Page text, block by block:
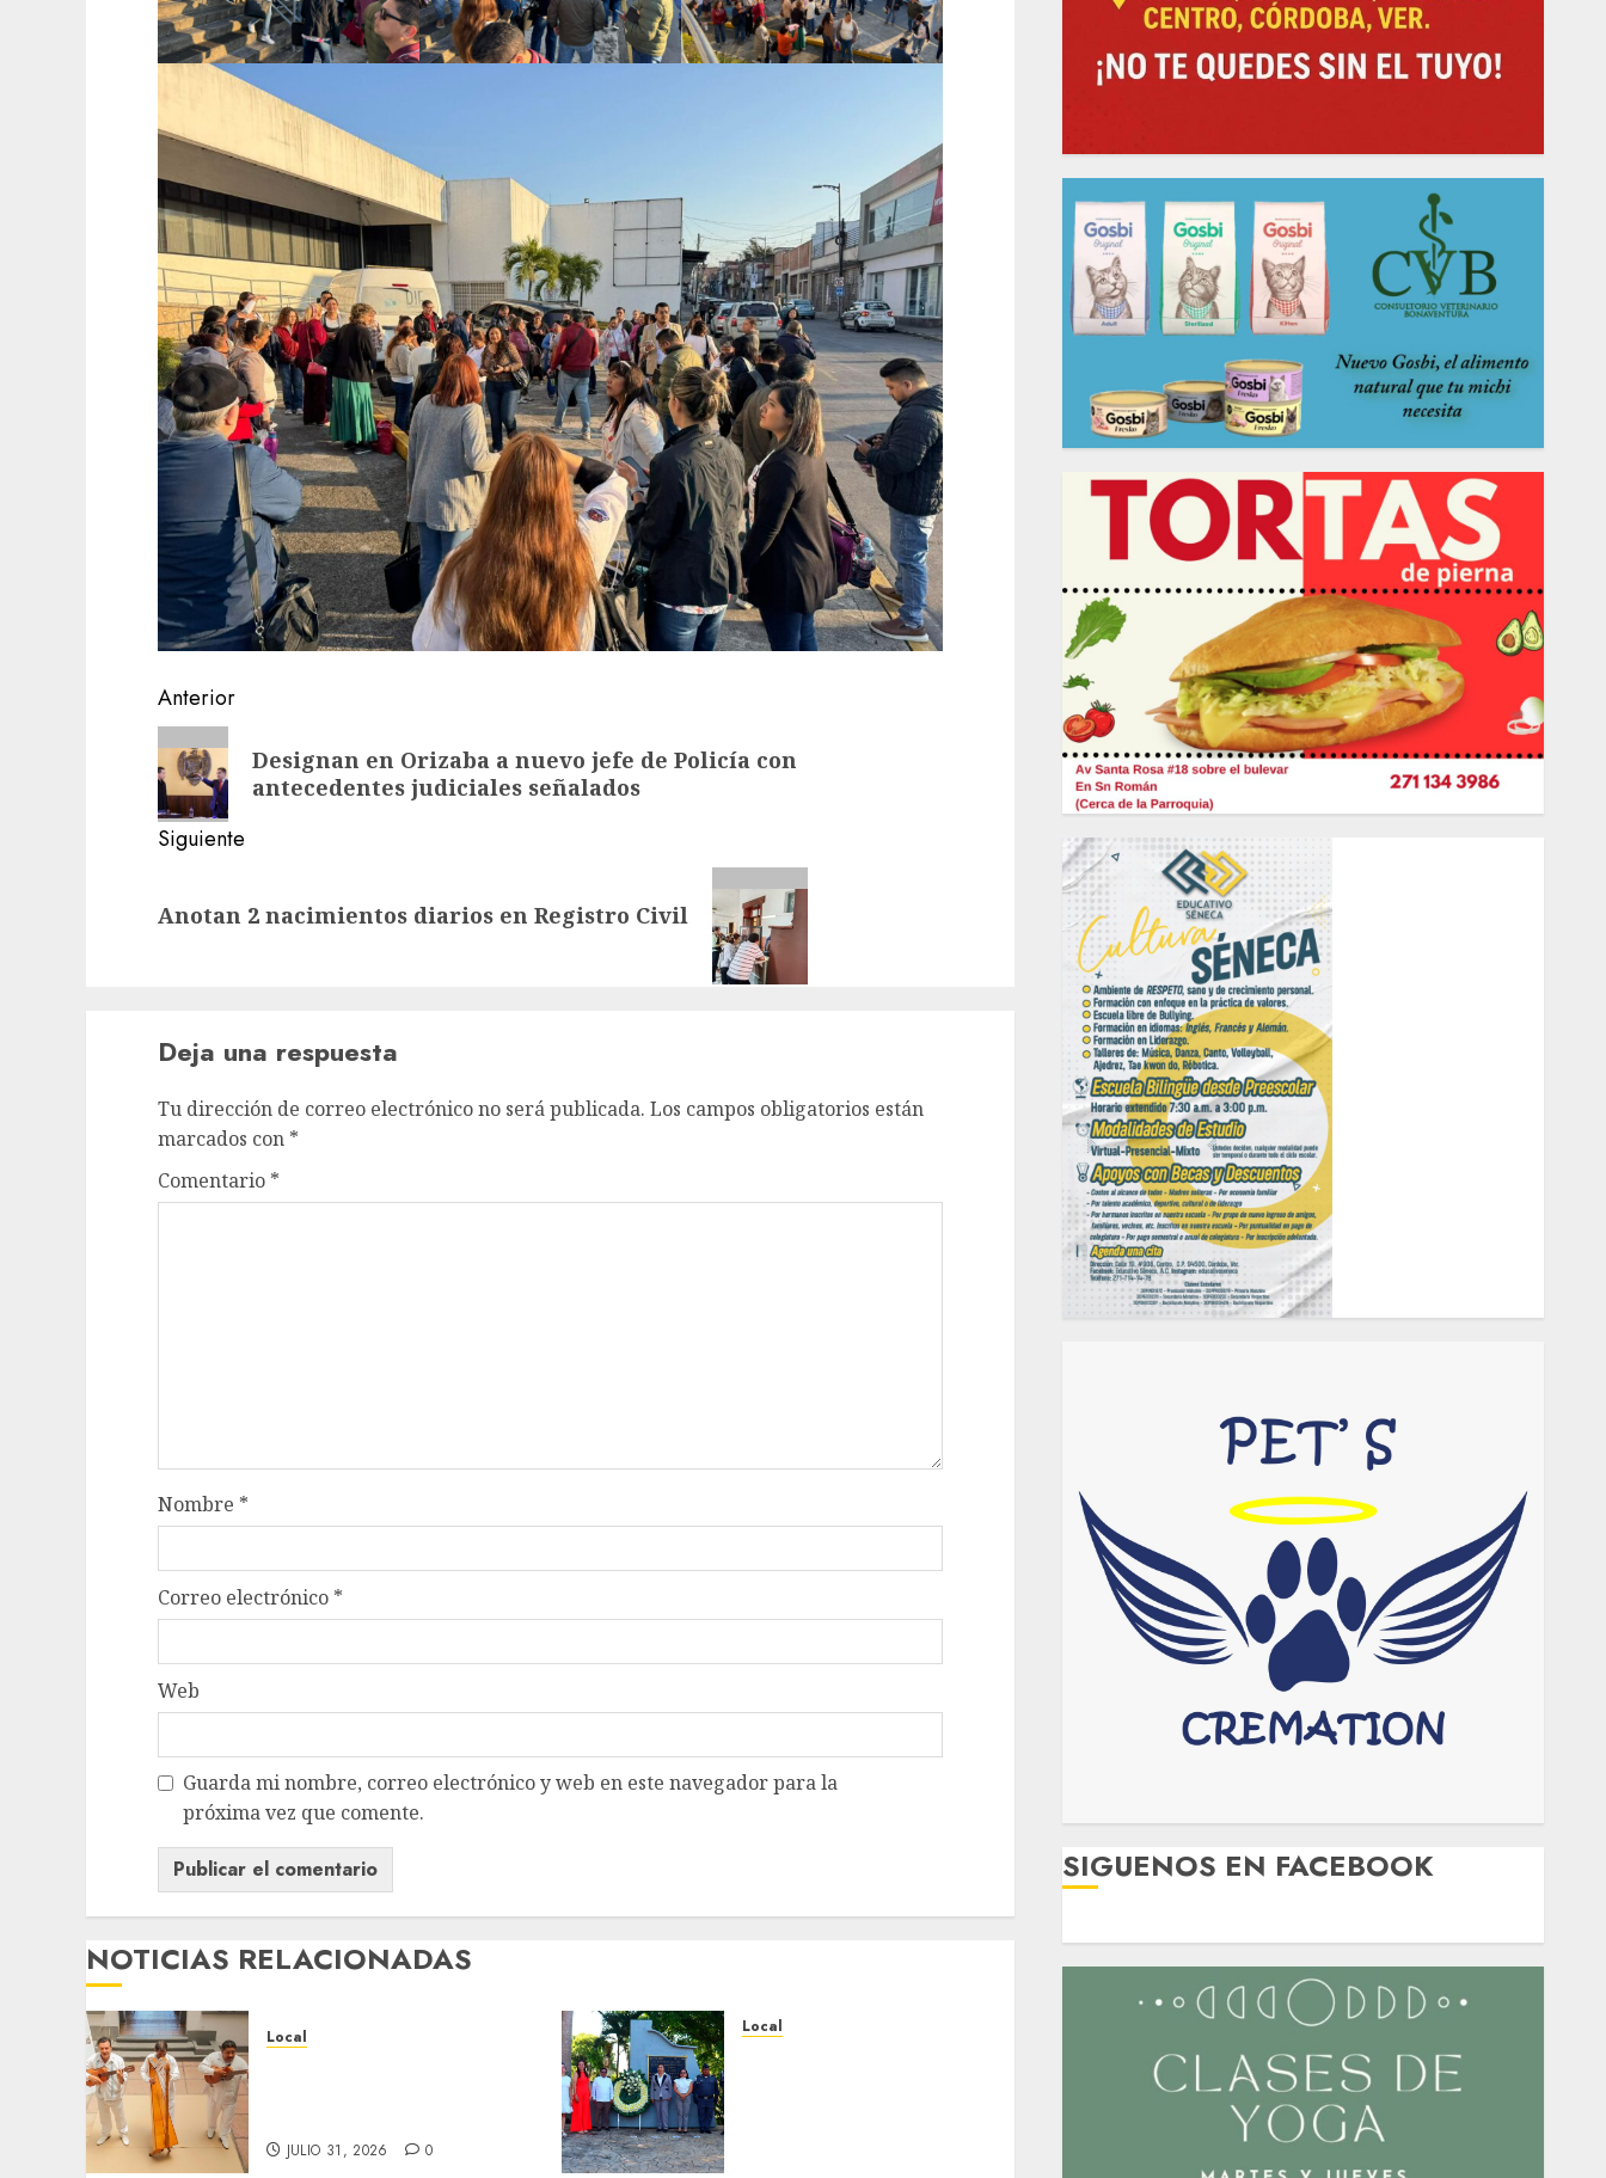
Navegación
de
entradas
Anterior
Entrada
anterior:
Designan en Orizaba a nuevo jefe de Policía con
antecedentes judiciales señalados
Siguiente
entrada:
Anotan 2 nacimientos diarios en Registro Civil
Deja una respuesta
Tu dirección de correo electrónico no será publicada. Los campos obligatorios están
marcados con *
Comentario *
Nombre *
Correo electrónico *
Web
Guarda mi nombre, correo electrónico y web en este navegador para la
próxima vez que comente.
NOTICIAS RELACIONADAS
Local
JULIO 31, 2026 0
Local
SIGUENOS EN FACEBOOK